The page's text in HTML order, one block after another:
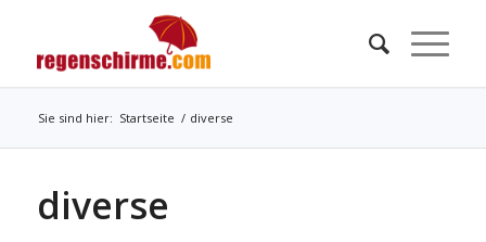
Sie sind hier: Startseite / diverse
diverse